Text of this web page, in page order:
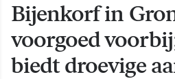
Bijenkorf in
voorgoed
biedt droevige